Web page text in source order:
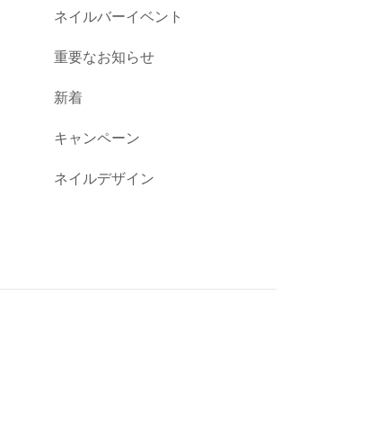
ネイルバーイベント
重要なお知らせ
新着
キャンペーン
ネイルデザイン